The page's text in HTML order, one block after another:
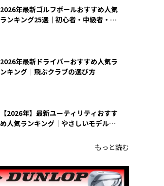
2026年最新ゴルフボールおすすめ人気
ランキング25選｜初心者・中級者・上
2026年最新ドライバーおすすめ人気ラ
ンキング｜飛ぶクラブの選び方
【2026年】最新ユーティリティおすす
め人気ランキング｜やさしいモデルの
もっと読む